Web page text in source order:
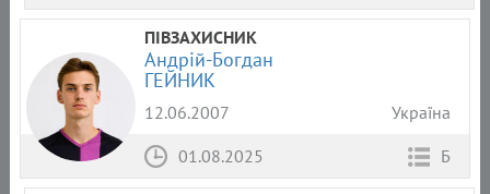
ПІВЗАХИСНИК
Андрій-Богдан
ГЕЙНИК
12.06.2007
Україна
01.08.2025
Б